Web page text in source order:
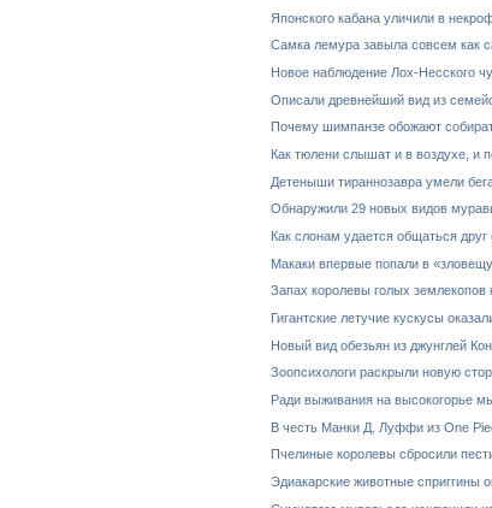
Японского кабана уличили в
Самка лемура завыла совсем как
Новое наблюдение Лох-Несского
Описали древнейший вид из
Почему шимпанзе обожают
Как тюлени слышат и в воздухе, и
Детеныши тираннозавра умели
Обнаружили 29 новых видов
Как слонам удается общаться
Макаки впервые попали в
Запах королевы голых
Гигантские летучие кускусы
Новый вид обезьян из джунглей
Зоопсихологи раскрыли новую
Ради выживания на высокогорье
В честь Манки Д. Луффи из One
Пчелиные королевы сбросили
Эдиакарские животные сприггины